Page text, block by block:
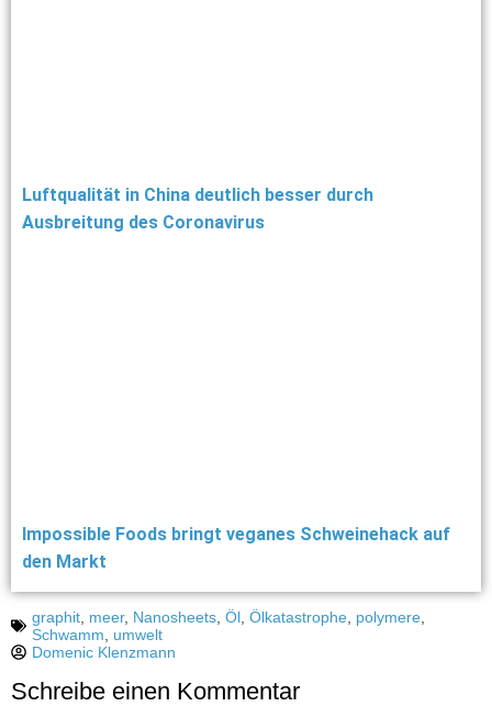
Luftqualität in China deutlich besser durch
Ausbreitung des Coronavirus
Impossible Foods bringt veganes Schweinehack auf
den Markt
graphit meer, Nanosheets Öl Ölkatastrophe polymere
Schwamm
umwelt
Domenic Klenzmann
Schreibe einen Kommentar